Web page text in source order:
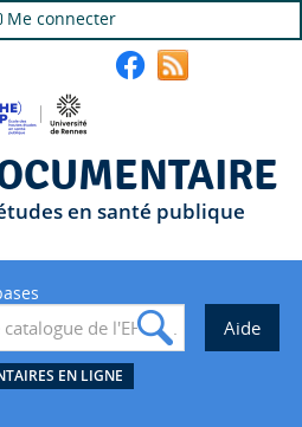
Me connecter
en santé publique
EN LIGNE